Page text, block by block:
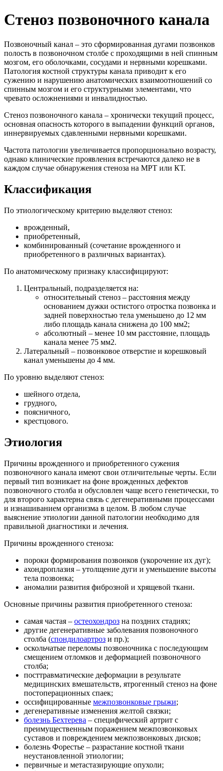
Стеноз позвоночного канала
Позвоночный канал – это сформированная дугами позвонков
полость в позвоночном столбе с проходящими в ней спинным
мозгом, его оболочками, сосудами и нервными корешками.
Патология костной структуры канала приводит к его
сужению и нарушению анатомических взаимоотношений со
спинным мозгом и его структурными элементами, что
чревато осложнениями и инвалидностью.
Стеноз позвоночного канала – хронически текущий процесс,
основная опасность которого в выпадении функций органов,
иннервируемых сдавленными нервными корешками.
Частота патологии увеличивается пропорционально возрасту,
однако клинические проявления встречаются далеко не в
каждом случае обнаружения стеноза на МРТ или КТ.
Классификация
По этиологическому критерию выделяют стеноз:
врожденный,
приобретенный,
комбинированный (сочетание врожденного и
приобретенного в различных вариантах).
По анатомическому признаку классифицируют:
Центральный, подразделяется на:
относительный стеноз – расстояния между
основанием дужки остистого отростка позвонка и
задней поверхностью тела уменьшено до 12 мм
либо площадь канала снижена до 100 мм2;
абсолютный – менее 10 мм расстояние, площадь
канала менее 75 мм2.
Латеральный – позвонковое отверстие и корешковый
канал уменьшены до 4 мм.
По уровню выделяют стеноз:
шейного отдела,
грудного,
поясничного,
крестцового.
Этиология
Причины врожденного и приобретенного сужения
позвоночного канала имеют свои отличительные черты. Если
первый тип возникает на фоне врожденных дефектов
позвоночного столба и обусловлен чаще всего генетически, то
для второго характерна связь с дегенеративными процессами
и изнашиванием организма в целом. В любом случае
выяснение этиологии данной патологии необходимо для
правильной диагностики и лечения.
Причины врожденного стеноза:
пороки формирования позвонков (укорочение их дуг);
ахондроплазия – утолщение дуги и уменьшение высоты
тела позвонка;
аномалии развития фиброзной и хрящевой ткани.
Основные причины развития приобретенного стеноза:
самая частая – остеохондроз на поздних стадиях;
другие дегенеративные заболевания позвоночного
столба (спондилоартроз и пр.);
оскольчатые переломы позвоночника с последующим
смещением отломков и деформацией позвоночного
столба;
посттравматические деформации в результате
медицинских вмешательств, ятрогенный стеноз на фоне
постоперационных спаек;
оссифицированные межпозвонковые грыжи;
дегенеративные изменения желтой связки;
болезнь Бехтерева – специфический артрит с
преимущественным поражением межпозвонковых
суставов и повреждением межпозвонковых дисков;
болезнь Форестье – разрастание костной ткани
неустановленной этиологии;
первичные и метастазирующие опухоли;